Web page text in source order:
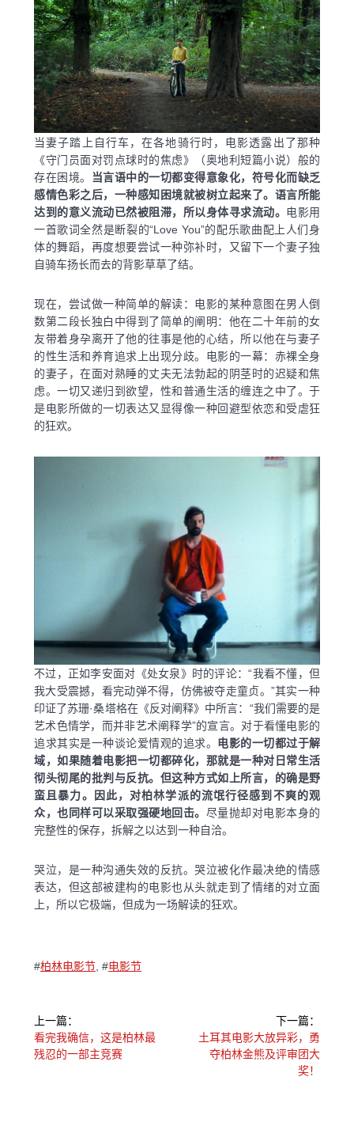
当妻子踏上自行车，在各地骑行时，电影透露出了那种
《守门员面对罚点球时的焦虑》（奥地利短篇小说）般的
存在困境。
当言语中的一切都变得意象化，符号化而缺乏
感情色彩之后，一种感知困境就被树立起来了。语言所能
达到的意义流动已然被阻滞，所以身体寻求流动。 电影用
一首歌词全然是断裂的“Love You”的配乐歌曲配上人们身
体的舞蹈，再度想要尝试一种弥补时，又留下一个妻子独
自骑车扬长而去的背影草草了结。
现在，尝试做一种简单的解读：电影的某种意图在男人倒
数第二段长独白中得到了简单的阐明：他在二十年前的女
友带着身孕离开了他的往事是他的心结，所以他在与妻子
的性生活和养育追求上出现分歧。电影的一幕：赤裸全身
的妻子，在面对熟睡的丈夫无法勃起的阴茎时的迟疑和焦
虑。一切又递归到欲望，性和普通生活的缠连之中了。于
是电影所做的一切表达又显得像一种回避型依恋和受虐狂
的狂欢。
不过，正如李安面对《处女泉》时的评论：“我看不懂，但
我大受震撼，看完动弹不得，仿佛被夺走童贞。”其实一种
印证了苏珊·桑塔格在《反对阐释》中所言：“我们需要的是
艺术色情学，而并非艺术阐释学”的宣言。对于看懂电影的
追求其实是一种谈论爱情观的追求。
电影的一切都过于解
域，如果随着电影把一切都碎化，那就是一种对日常生活
彻头彻尾的批判与反抗。但这种方式如上所言，的确是野
蛮且暴力。因此，对柏林学派的流氓行径感到不爽的观
众，也同样可以采取强硬地回击。 尽量抛却对电影本身的
完整性的保存，拆解之以达到一种自洽。
哭泣，是一种沟通失效的反抗。哭泣被化作最决绝的情感
表达，但这部被建构的电影也从头就走到了情绪的对立面
上，所以它极端，但成为一场解读的狂欢。
#柏林电影节 #电影节
章
上一篇：
上
一
看完我确信，这是柏林最
残忍的一部主竞赛
下一篇：
下
土耳其电影大放异彩，勇
夺柏林金熊及评审团大
奖！